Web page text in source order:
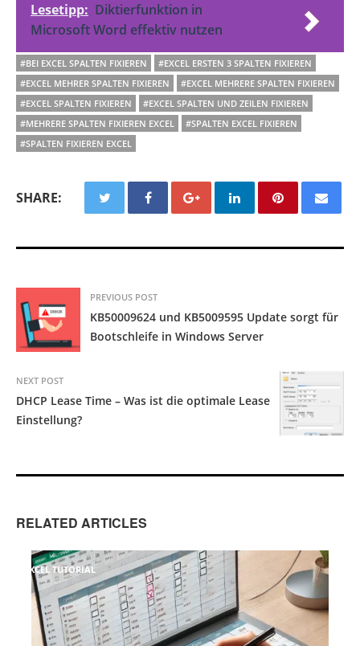
Lesetipp: Diktierfunktion in
Microsoft Word effektiv nutzen
#BEI EXCEL SPALTEN FIXIEREN
#EXCEL ERSTEN 3 SPALTEN FIXIEREN
#EXCEL MEHRER SPALTEN FIXIEREN
#EXCEL MEHRERE SPALTEN FIXIEREN
#EXCEL SPALTEN FIXIEREN
#EXCEL SPALTEN UND ZEILEN FIXIEREN
#MEHRERE SPALTEN FIXIEREN EXCEL
#SPALTEN EXCEL FIXIEREN
#SPALTEN FIXIEREN EXCEL
SHARE:
PREVIOUS POST
KB50009624 und KB5009595 Update sorgt für
Bootschleife in Windows Server
NEXT POST
DHCP Lease Time – Was ist die optimale Lease
Einstellung?
RELATED ARTICLES
EXCEL TUTORIAL